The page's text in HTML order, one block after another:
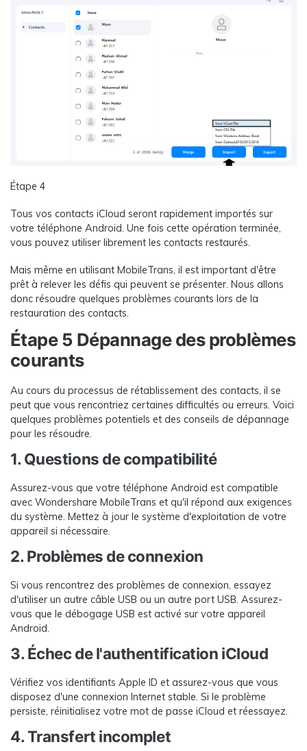
Étape 4
Tous vos contacts iCloud seront rapidement importés sur
votre téléphone Android. Une fois cette opération terminée,
vous pouvez utiliser librement les contacts restaurés.
Mais même en utilisant MobileTrans, il est important d'être
prêt à relever les défis qui peuvent se présenter. Nous allons
donc résoudre quelques problèmes courants lors de la
restauration des contacts.
Étape 5 Dépannage des problèmes
courants
Au cours du processus de rétablissement des contacts, il se
peut que vous rencontriez certaines difficultés ou erreurs. Voici
quelques problèmes potentiels et des conseils de dépannage
pour les résoudre.
1. Questions de compatibilité
Assurez-vous que votre téléphone Android est compatible
avec Wondershare MobileTrans et qu'il répond aux exigences
du système. Mettez à jour le système d'exploitation de votre
appareil si nécessaire.
2. Problèmes de connexion
Si vous rencontrez des problèmes de connexion, essayez
d'utiliser un autre câble USB ou un autre port USB. Assurez-
vous que le débogage USB est activé sur votre appareil
Android.
3. Échec de l'authentification iCloud
Vérifiez vos identifiants Apple ID et assurez-vous que vous
disposez d'une connexion Internet stable. Si le problème
persiste, réinitialisez votre mot de passe iCloud et réessayez.
4. Transfert incomplet